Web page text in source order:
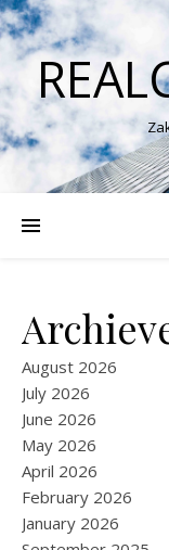
August 2026
July 2026
June 2026
May 2026
April 2026
February 2026
January 2026